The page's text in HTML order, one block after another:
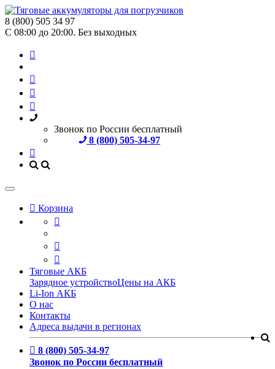
8 (800) 505 34 97
С 08:00 до 20:00. Без выходных
Звонок по России бесплатный
8 (800) 505-34-97
Корзина
Тяговые АКБ
Зарядное устройствоЦены на АКБ
Li-Ion АКБ
О нас
Контакты
Адреса выдачи в регионах
8 (800) 505-34-97
Звонок по России бесплатный